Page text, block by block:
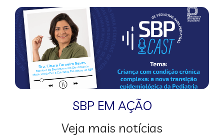
SBP EM AÇÃO
Veja mais notícias